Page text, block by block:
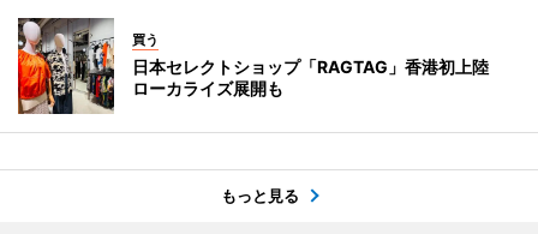
買う
日本セレクトショップ「RAGTAG」香港初上陸
ローカライズ展開も
もっと見る